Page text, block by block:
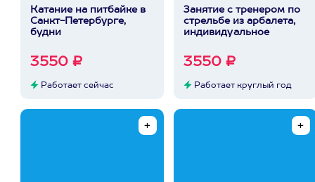
Катание на питбайке в
Санкт-Петербурге,
будни
3550 ₽
Работает сейчас
Занятие с тренером по
стрельбе из арбалета,
индивидуальное
3550 ₽
Работает круглый год